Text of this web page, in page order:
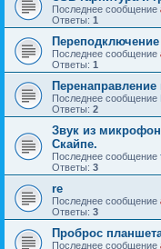
Последнее сообщение
Ответы: 1
Последнее сообщение
Ответы: 1
Перенаправление
Последнее сообщение
Ответы: 2
Звук из
Скайпе.
Последнее сообщение
Ответы: 3
re
Последнее сообщение
Ответы: 3
Проброс
Последнее сообщение